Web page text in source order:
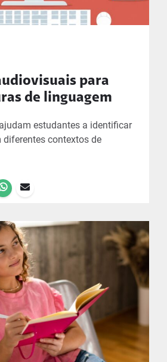
para
de linguagem
estudantes a identificar
diferentes contextos de